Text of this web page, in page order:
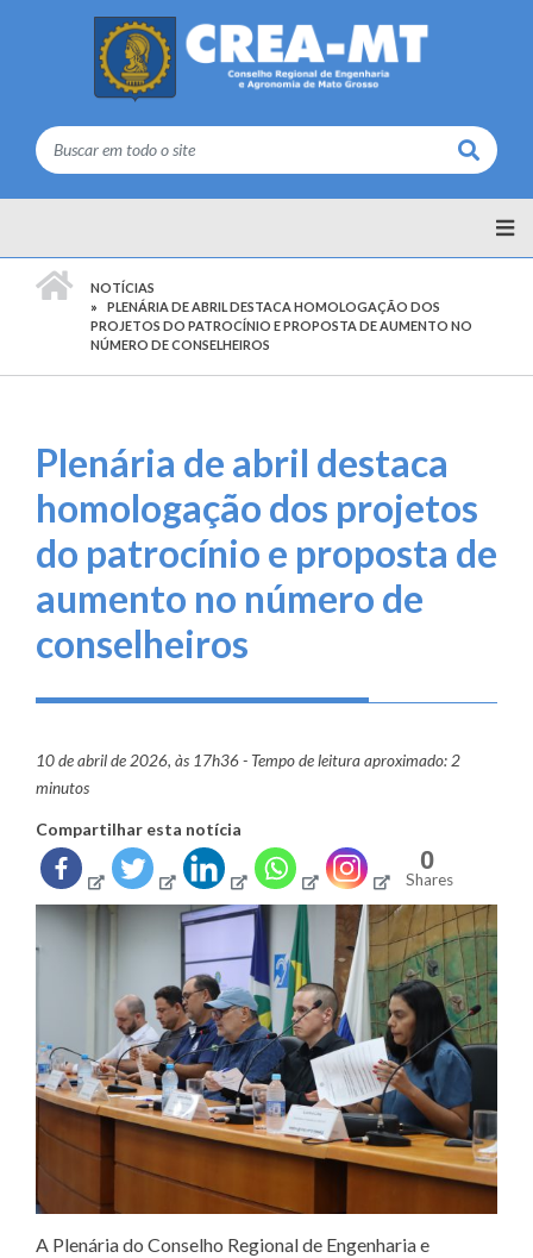
Buscar
NOTÍCIAS
PLENÁRIA DE ABRIL DESTACA HOMOLOGAÇÃO DOS
PROJETOS DO PATROCÍNIO E PROPOSTA DE AUMENTO NO
NÚMERO DE CONSELHEIROS
Plenária de abril destaca
homologação dos projetos
do patrocínio e proposta de
aumento no número de
conselheiros
10 de abril de 2026, às 17h36 - Tempo de leitura aproximado: 2
minutos
Compartilhar esta notícia
0
Shares
A Plenária do Conselho Regional de Engenharia e